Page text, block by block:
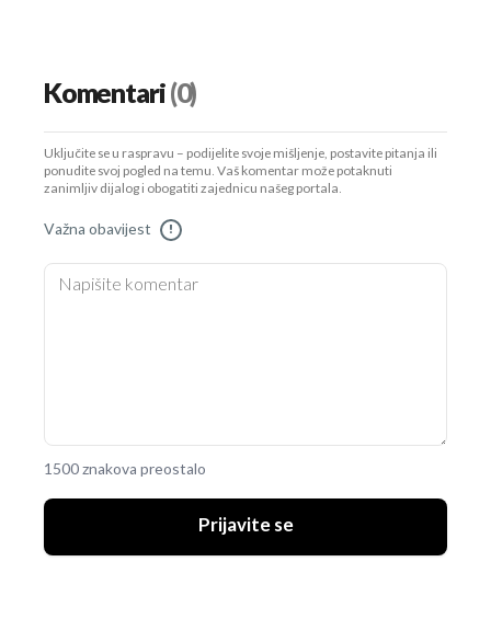
Komentari(0)
Uključite se u raspravu – podijelite svoje mišljenje, postavite pitanja ili
ponudite svoj pogled na temu. Vaš komentar može potaknuti
zanimljiv dijalog i obogatiti zajednicu našeg portala.
Važna obavijest !
1500 znakova preostalo
Prijavite se